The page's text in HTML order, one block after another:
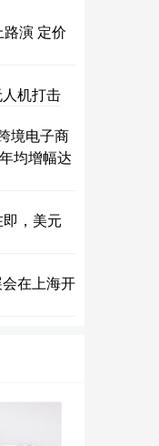
演 定价
机打击
境电子商
均增幅达
，美元
在上海开